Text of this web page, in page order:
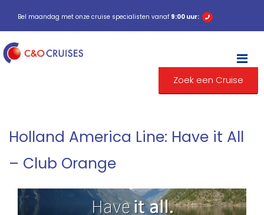
Bel maandag met onze cruise specialisten vanaf 9:00 uur:
Zoek een Cruise
Holland America Line: Have it All
– Club Orange